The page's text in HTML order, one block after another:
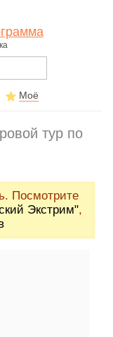
Моё
тур по
Посмотрите
Экстрим",